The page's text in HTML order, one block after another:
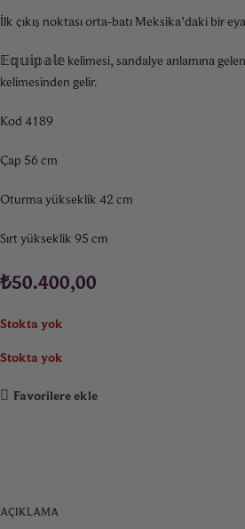
İlk çıkış noktası orta-batı Meksika’daki bir
𝔼𝕢𝕦𝕚𝕡𝕒𝕝𝕖 kelimesi, sandalye anlamına
kelimesinden gelir.
Kod 4189
Çap 56 cm
Oturma yükseklik 42 cm
Sırt yükseklik 95 cm
₺50.400,00
Stokta yok
Stokta yok
Favorilere ekle
AÇIKLAMA